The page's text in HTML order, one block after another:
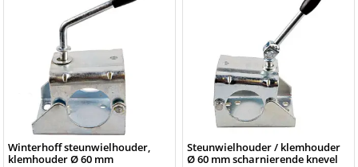
Winterhoff steunwielhouder,
klemhouder Ø 60 mm
Steunwielhouder / klemhouder
Ø 60 mm scharnierende knevel